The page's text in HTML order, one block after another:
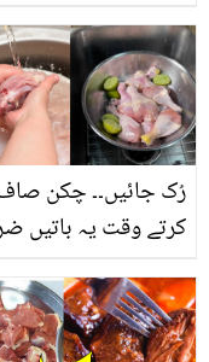
بنانے کے چند قدرتی
رُک جائیں۔۔ چکن
کرتے وقت یہ باتیں